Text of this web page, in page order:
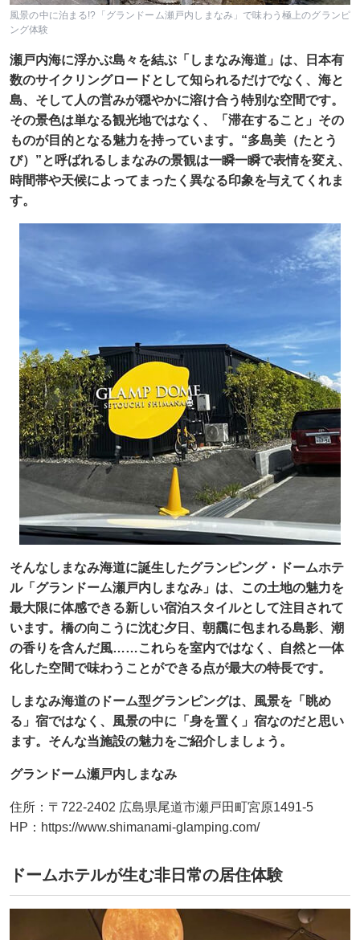
風景の中に泊まる!?「グランドーム瀬戸内しまなみ」で味わう極上のグランピ
ング体験
瀬戸内海に浮かぶ島々を結ぶ「しまなみ海道」は、日本有
数のサイクリングロードとして知られるだけでなく、海と
島、そして人の営みが穏やかに溶け合う特別な空間です。
その景色は単なる観光地ではなく、「滞在すること」その
ものが目的となる魅力を持っています。“多島美（たとう
び）”と呼ばれるしまなみの景観は一瞬一瞬で表情を変え、
時間帯や天候によってまったく異なる印象を与えてくれま
す。
そんなしまなみ海道に誕生したグランピング・ドームホテ
ル「グランドーム瀬戸内しまなみ」は、この土地の魅力を
最大限に体感できる新しい宿泊スタイルとして注目されて
います。橋の向こうに沈む夕日、朝靄に包まれる島影、潮
の香りを含んだ風……これらを室内ではなく、自然と一体
化した空間で味わうことができる点が最大の特長です。
しまなみ海道のドーム型グランピングは、風景を「眺め
る」宿ではなく、風景の中に「身を置く」宿なのだと思い
ます。そんな当施設の魅力をご紹介しましょう。
グランドーム瀬戸内しまなみ
住所：〒722-2402 広島県尾道市瀬戸田町宮原1491-5
HP：https://www.shimanami-glamping.com/
ドームホテルが生む非日常の居住体験